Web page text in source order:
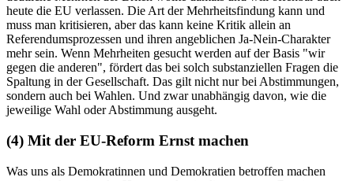
heute die EU verlassen. Die Art der Mehrheitsfindung kann und
muss man kritisieren, aber das kann keine Kritik allein an
Referendumsprozessen und ihren angeblichen Ja-Nein-Charakter
mehr sein. Wenn Mehrheiten gesucht werden auf der Basis "wir
gegen die anderen", fördert das bei solch substanziellen Fragen die
Spaltung in der Gesellschaft. Das gilt nicht nur bei Abstimmungen,
sondern auch bei Wahlen. Und zwar unabhängig davon, wie die
jeweilige Wahl oder Abstimmung ausgeht.
(4) Mit der EU-Reform Ernst machen
Was uns als Demokratinnen und Demokratien betroffen machen